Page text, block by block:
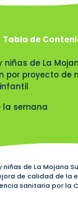
Tabla de
niñas de La
por proyecto de
la semana
niñas de La Mojana
de calidad de la
sanitaria por la